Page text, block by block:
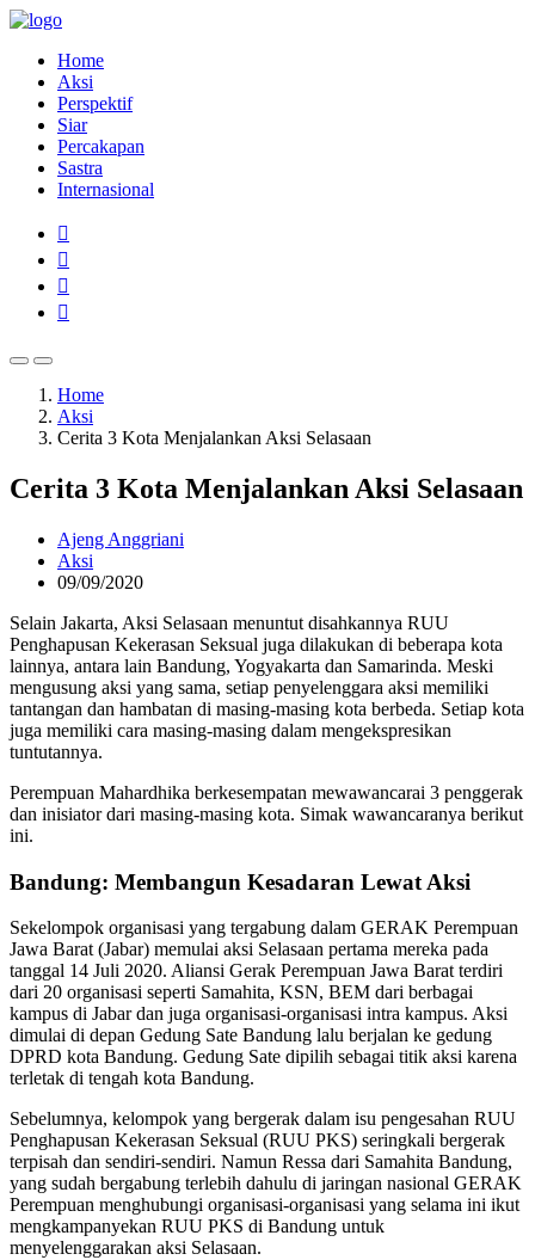
Home
Aksi
Perspektif
Siar
Percakapan
Sastra
Internasional
Home
Aksi
Cerita 3 Kota Menjalankan Aksi Selasaan
Cerita 3 Kota Menjalankan Aksi Selasaan
Ajeng Anggriani
Aksi
09/09/2020
Selain Jakarta, Aksi Selasaan menuntut disahkannya RUU
Penghapusan Kekerasan Seksual juga dilakukan di beberapa kota
lainnya, antara lain Bandung, Yogyakarta dan Samarinda. Meski
mengusung aksi yang sama, setiap penyelenggara aksi memiliki
tantangan dan hambatan di masing-masing kota berbeda. Setiap kota
juga memiliki cara masing-masing dalam mengekspresikan
tuntutannya.
Perempuan Mahardhika berkesempatan mewawancarai 3 penggerak
dan inisiator dari masing-masing kota. Simak wawancaranya berikut
ini.
Bandung: Membangun Kesadaran Lewat Aksi
Sekelompok organisasi yang tergabung dalam GERAK Perempuan
Jawa Barat (Jabar) memulai aksi Selasaan pertama mereka pada
tanggal 14 Juli 2020. Aliansi Gerak Perempuan Jawa Barat terdiri
dari 20 organisasi seperti Samahita, KSN, BEM dari berbagai
kampus di Jabar dan juga organisasi-organisasi intra kampus. Aksi
dimulai di depan Gedung Sate Bandung lalu berjalan ke gedung
DPRD kota Bandung. Gedung Sate dipilih sebagai titik aksi karena
terletak di tengah kota Bandung.
Sebelumnya, kelompok yang bergerak dalam isu pengesahan RUU
Penghapusan Kekerasan Seksual (RUU PKS) seringkali bergerak
terpisah dan sendiri-sendiri. Namun Ressa dari Samahita Bandung,
yang sudah bergabung terlebih dahulu di jaringan nasional GERAK
Perempuan menghubungi organisasi-organisasi yang selama ini ikut
mengkampanyekan RUU PKS di Bandung untuk
menyelenggarakan aksi Selasaan.